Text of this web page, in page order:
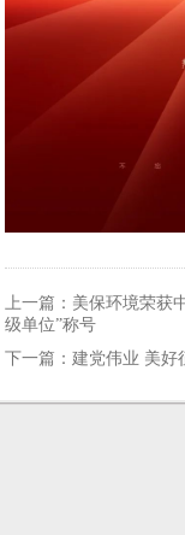
上一篇： 美保环境荣获
级单位”称号
下一篇：建党伟业 美好